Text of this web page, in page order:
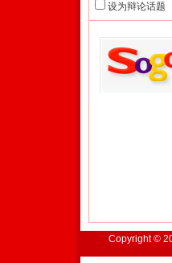
设为辩论话题
Copyright ©